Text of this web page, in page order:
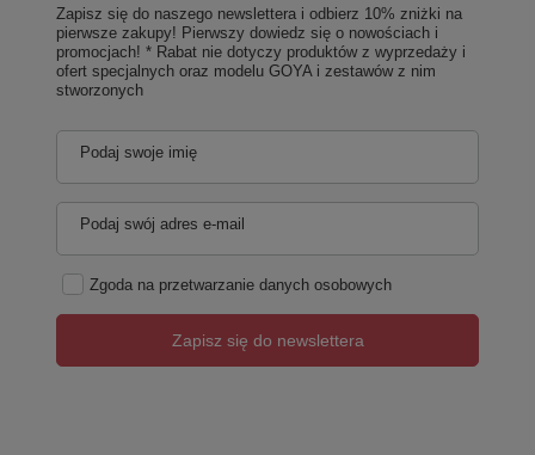
Zapisz się do naszego newslettera i odbierz 10% zniżki na
pierwsze zakupy! Pierwszy dowiedz się o nowościach i
promocjach! * Rabat nie dotyczy produktów z wyprzedaży i
ofert specjalnych oraz modelu GOYA i zestawów z nim
stworzonych
Podaj swoje imię
Podaj swój adres e-mail
Zgoda na przetwarzanie danych osobowych
Zapisz się do newslettera